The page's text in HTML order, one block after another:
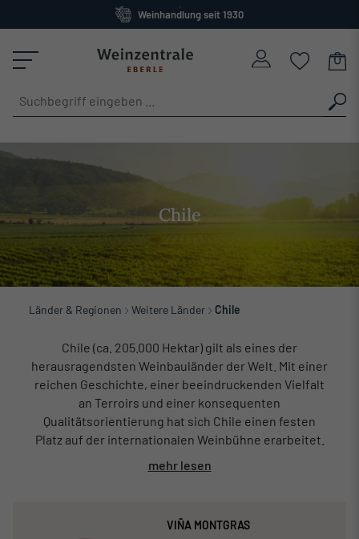
Weinhandlung seit 1930
versandkostenfrei ab 120 Euro
Chile
Länder & Regionen Weitere Länder Chile
Chile (ca. 205.000 Hektar) gilt als eines der
herausragendsten Weinbauländer der Welt. Mit einer
reichen Geschichte, einer beeindruckenden Vielfalt
an Terroirs und einer konsequenten
Qualitätsorientierung hat sich Chile einen festen
Platz auf der internationalen Weinbühne erarbeitet.
mehr lesen
VIÑA MONTGRAS